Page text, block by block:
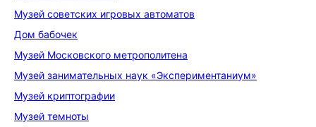
Музей советских игровых автоматов
Дом бабочек
Музей Московского метрополитена
Музей занимательных наук «Экспериментаниум»
Музей криптографии
Музей темноты